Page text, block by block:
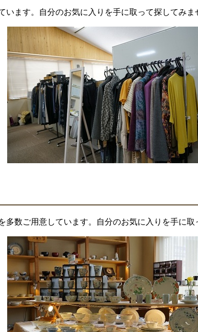
います。自分のお気に入りを手に取って探してみま
多数ご用意しています。自分のお気に入りを手に取